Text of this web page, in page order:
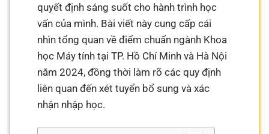
quyết định sáng suốt cho hành trình học
vấn của mình. Bài viết này cung cấp cái
nhìn tổng quan về điểm chuẩn ngành Khoa
học Máy tính tại TP. Hồ Chí Minh và Hà Nội
năm 2024, đồng thời làm rõ các quy định
liên quan đến xét tuyển bổ sung và xác
nhận nhập học.